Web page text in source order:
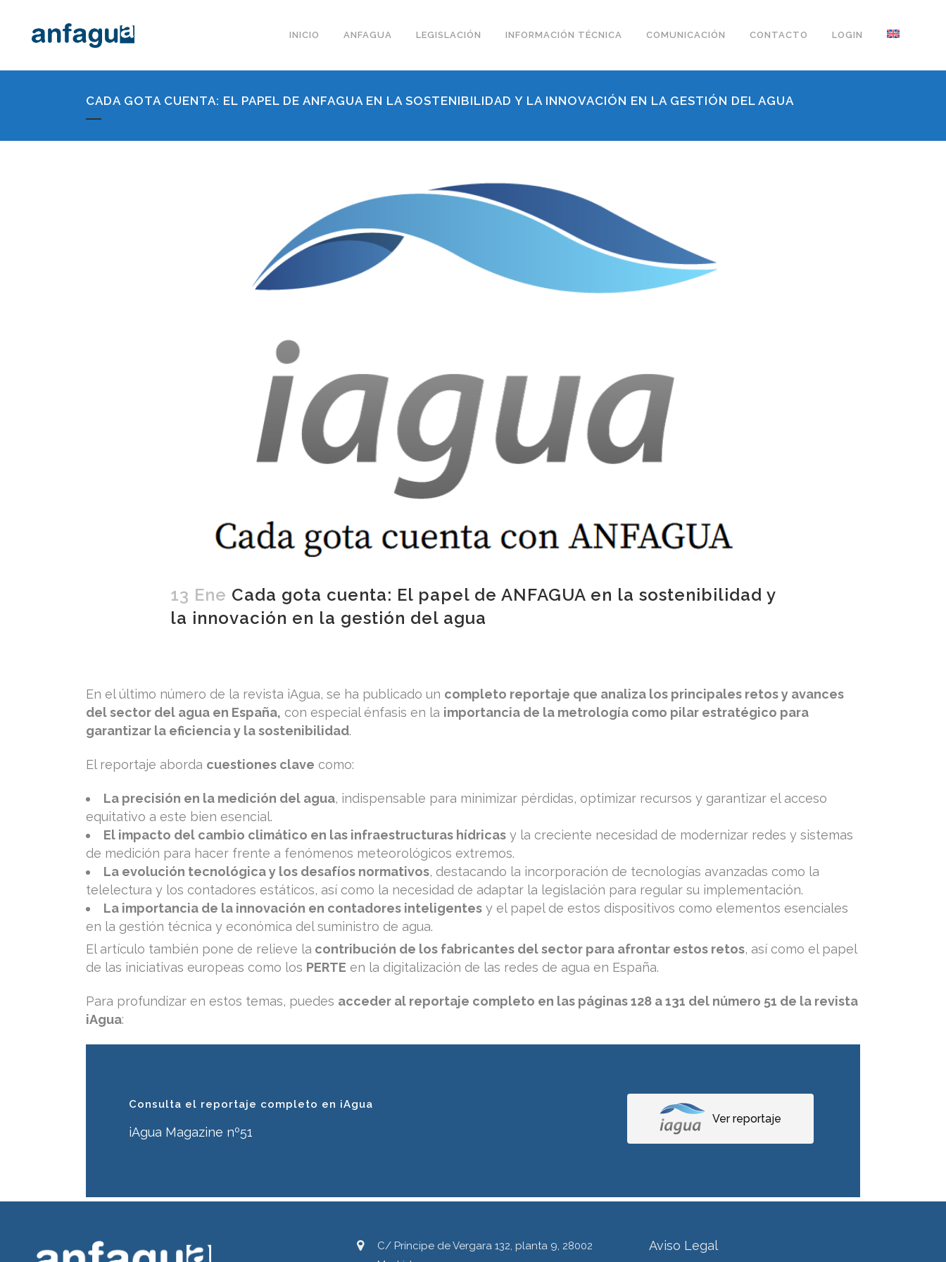
INICIO ANFAGUA LEGISLACIÓN INFORMACIÓN TÉCNICA COMUNICACIÓN CONTACTO LOGIN
CADA GOTA CUENTA: EL PAPEL DE ANFAGUA EN LA SOSTENIBILIDAD Y LA INNOVACIÓN EN LA GESTIÓN DEL AGUA
13 Ene Cada gota cuenta: El papel de ANFAGUA en la sostenibilidad y
la innovación en la gestión del agua
En el último número de la revista iAgua, se ha publicado un completo reportaje que analiza los principales retos y avances
del sector del agua en España, con especial énfasis en la importancia de la metrología como pilar estratégico para
garantizar la eficiencia y la sostenibilidad.
El reportaje aborda cuestiones clave como:
La precisión en la medición del agua, indispensable para minimizar pérdidas, optimizar recursos y garantizar el acceso
equitativo a este bien esencial.
El impacto del cambio climático en las infraestructuras hídricas y la creciente necesidad de modernizar redes y sistemas
de medición para hacer frente a fenómenos meteorológicos extremos.
La evolución tecnológica y los desafíos normativos, destacando la incorporación de tecnologías avanzadas como la
telelectura y los contadores estáticos, así como la necesidad de adaptar la legislación para regular su implementación.
La importancia de la innovación en contadores inteligentes y el papel de estos dispositivos como elementos esenciales
en la gestión técnica y económica del suministro de agua.
El artículo también pone de relieve la contribución de los fabricantes del sector para afrontar estos retos, así como el papel
de las iniciativas europeas como los PERTE en la digitalización de las redes de agua en España.
Para profundizar en estos temas, puedes acceder al reportaje completo en las páginas 128 a 131 del número 51 de la revista
iAgua:
Consulta el reportaje completo en iAgua
iAgua Magazine nº51
Ver reportaje
C/ Príncipe de Vergara 132, planta 9, 28002
Aviso Legal